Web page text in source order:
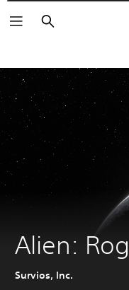
Пошук
Alien:
Survios, Inc.